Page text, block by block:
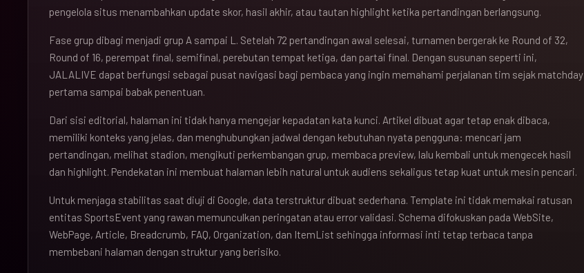
pengelola situs menambahkan update skor, hasil akhir, atau tautan highlight ketika pertandingan berlangsung.
Fase grup dibagi menjadi grup A sampai L. Setelah 72 pertandingan awal selesai, turnamen bergerak ke Round of 32,
Round of 16, perempat final, semifinal, perebutan tempat ketiga, dan partai final. Dengan susunan seperti ini,
JALALIVE dapat berfungsi sebagai pusat navigasi bagi pembaca yang ingin memahami perjalanan tim sejak matchday
pertama sampai babak penentuan.
Dari sisi editorial, halaman ini tidak hanya mengejar kepadatan kata kunci. Artikel dibuat agar tetap enak dibaca,
memiliki konteks yang jelas, dan menghubungkan jadwal dengan kebutuhan nyata pengguna: mencari jam
pertandingan, melihat stadion, mengikuti perkembangan grup, membaca preview, lalu kembali untuk mengecek hasil
dan highlight. Pendekatan ini membuat halaman lebih natural untuk audiens sekaligus tetap kuat untuk mesin pencari.
Untuk menjaga stabilitas saat diuji di Google, data terstruktur dibuat sederhana. Template ini tidak memakai ratusan
entitas SportsEvent yang rawan memunculkan peringatan atau error validasi. Schema difokuskan pada WebSite,
WebPage, Article, Breadcrumb, FAQ, Organization, dan ItemList sehingga informasi inti tetap terbaca tanpa
membebani halaman dengan struktur yang berisiko.